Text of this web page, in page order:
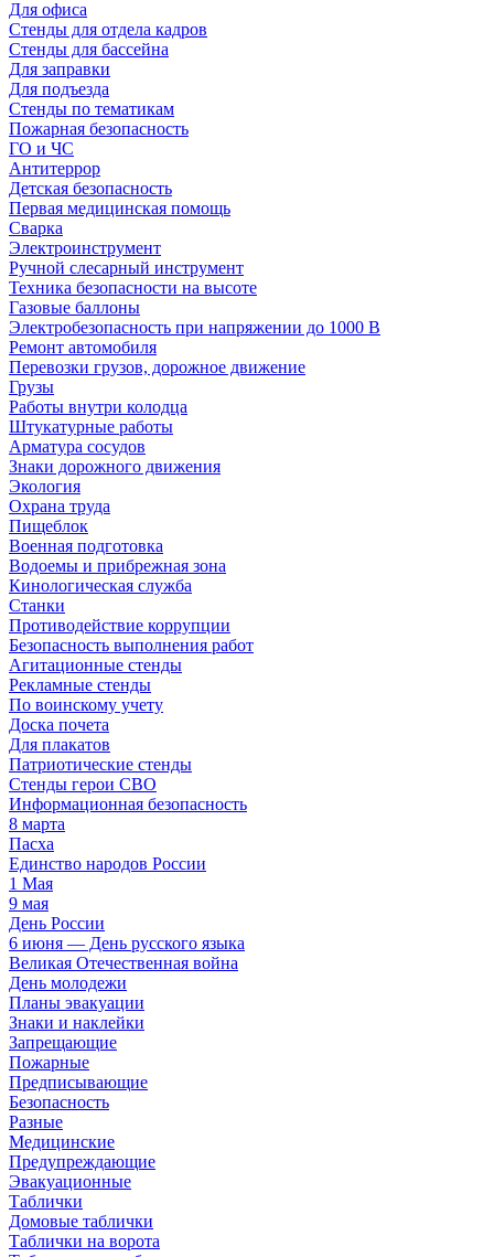
Для офиса
Стенды для отдела кадров
Стенды для бассейна
Для заправки
Для подъезда
Стенды по тематикам
Пожарная безопасность
ГО и ЧС
Антитеррор
Детская безопасность
Первая медицинская помощь
Сварка
Электроинструмент
Ручной слесарный инструмент
Техника безопасности на высоте
Газовые баллоны
Электробезопасность при напряжении до 1000 В
Ремонт автомобиля
Перевозки грузов, дорожное движение
Грузы
Работы внутри колодца
Штукатурные работы
Арматура сосудов
Знаки дорожного движения
Экология
Охрана труда
Пищеблок
Военная подготовка
Водоемы и прибрежная зона
Кинологическая служба
Станки
Противодействие коррупции
Безопасность выполнения работ
Агитационные стенды
Рекламные стенды
По воинскому учету
Доска почета
Для плакатов
Патриотические стенды
Стенды герои СВО
Информационная безопасность
8 марта
Пасха
Единство народов России
1 Мая
9 мая
День России
6 июня — День русского языка
Великая Отечественная война
День молодежи
Планы эвакуации
Знаки и наклейки
Запрещающие
Пожарные
Предписывающие
Безопасность
Разные
Медицинские
Предупреждающие
Эвакуационные
Таблички
Домовые таблички
Таблички на ворота